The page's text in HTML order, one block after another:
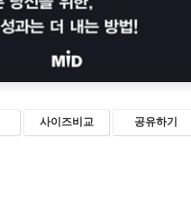
사이즈비교 공유하기